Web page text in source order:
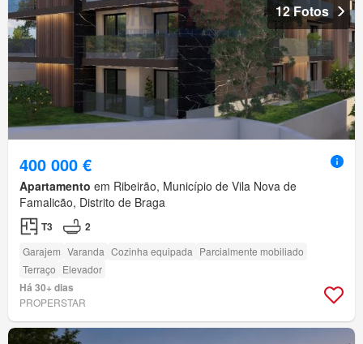
12 Fotos
400 000 €
Apartamento em Ribeirão, Município de Vila Nova de
Famalicão, Distrito de Braga
T3 2
Garajem Varanda Cozinha equipada Parcialmente mobiliado
Terraço Elevador
Há 30+ dias
PROPERSTAR